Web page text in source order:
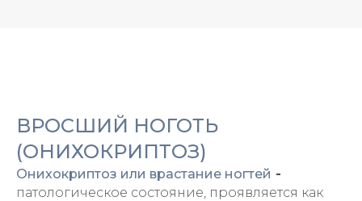
ВРОСШИЙ НОГОТЬ
(ОНИХОКРИПТОЗ)
Онихокриптоз или врастание ногтей -
патологическое состояние, проявляется как